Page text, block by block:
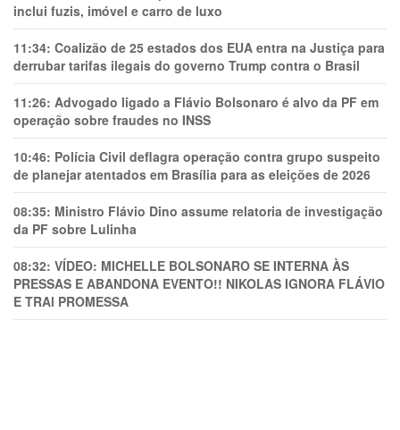
inclui fuzis, imóvel e carro de luxo
11:34: Coalizão de 25 estados dos EUA entra na Justiça para
derrubar tarifas ilegais do governo Trump contra o Brasil
11:26: Advogado ligado a Flávio Bolsonaro é alvo da PF em
operação sobre fraudes no INSS
10:46: Polícia Civil deflagra operação contra grupo suspeito
de planejar atentados em Brasília para as eleições de 2026
08:35: Ministro Flávio Dino assume relatoria de investigação
da PF sobre Lulinha
08:32: VÍDEO: MICHELLE BOLSONARO SE INTERNA ÀS
PRESSAS E ABANDONA EVENTO!! NIKOLAS IGNORA FLÁVIO
E TRAl PROMESSA